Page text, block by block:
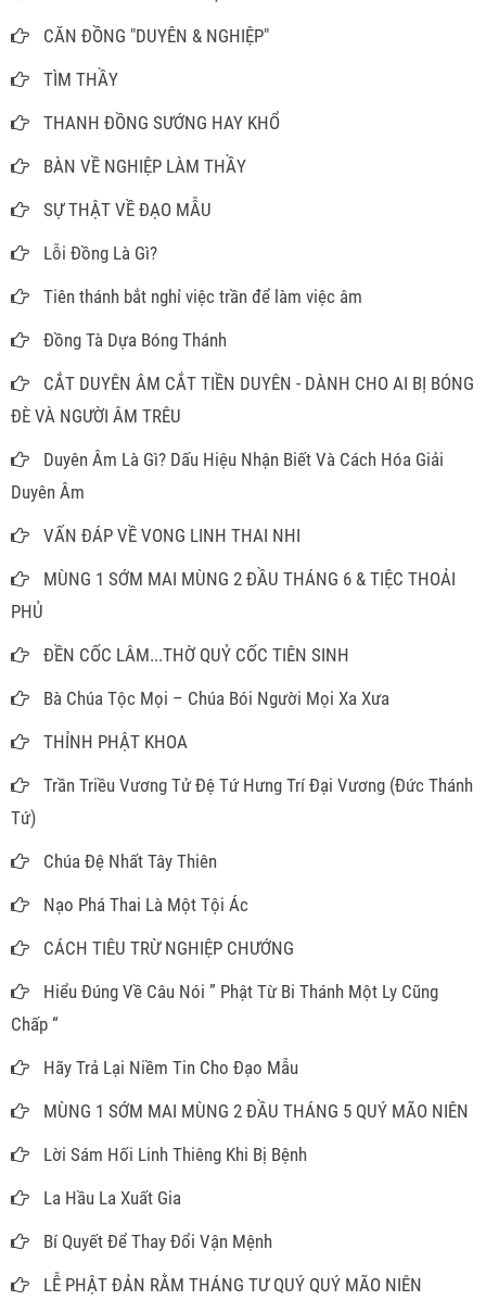
CĂN ĐỒNG "DUYÊN & NGHIỆP"
TÌM THẦY
THANH ĐỒNG SƯỚNG HAY KHỔ
BÀN VỀ NGHIỆP LÀM THẦY
SỰ THẬT VỀ ĐẠO MẪU
Lỗi Đồng Là Gì?
Tiên thánh bắt nghỉ việc trần để làm việc âm
Đồng Tà Dựa Bóng Thánh
CẮT DUYÊN ÂM CẮT TIỀN DUYÊN - DÀNH CHO AI BỊ BÓNG
ĐÈ VÀ NGƯỜI ÂM TRÊU
Duyên Âm Là Gì? Dấu Hiệu Nhận Biết Và Cách Hóa Giải
Duyên Âm
VẤN ĐÁP VỀ VONG LINH THAI NHI
MÙNG 1 SỚM MAI MÙNG 2 ĐẦU THÁNG 6 & TIỆC THOẢI
PHỦ
ĐỀN CỐC LÂM...THỜ QUỶ CỐC TIÊN SINH
Bà Chúa Tộc Mọi – Chúa Bói Người Mọi Xa Xưa
THỈNH PHẬT KHOA
Trần Triều Vương Tử Đệ Tứ Hưng Trí Đại Vương (Đức Thánh
Tứ)
Chúa Đệ Nhất Tây Thiên
Nạo Phá Thai Là Một Tội Ác
CÁCH TIÊU TRỪ NGHIỆP CHƯỚNG
Hiểu Đúng Về Câu Nói ” Phật Từ Bi Thánh Một Ly Cũng
Chấp “
Hãy Trả Lại Niềm Tin Cho Đạo Mẫu
MÙNG 1 SỚM MAI MÙNG 2 ĐẦU THÁNG 5 QUÝ MÃO NIÊN
Lời Sám Hối Linh Thiêng Khi Bị Bệnh
La Hầu La Xuất Gia
Bí Quyết Để Thay Đổi Vận Mệnh
LỄ PHẬT ĐẢN RẰM THÁNG TƯ QUÝ QUÝ MÃO NIÊN